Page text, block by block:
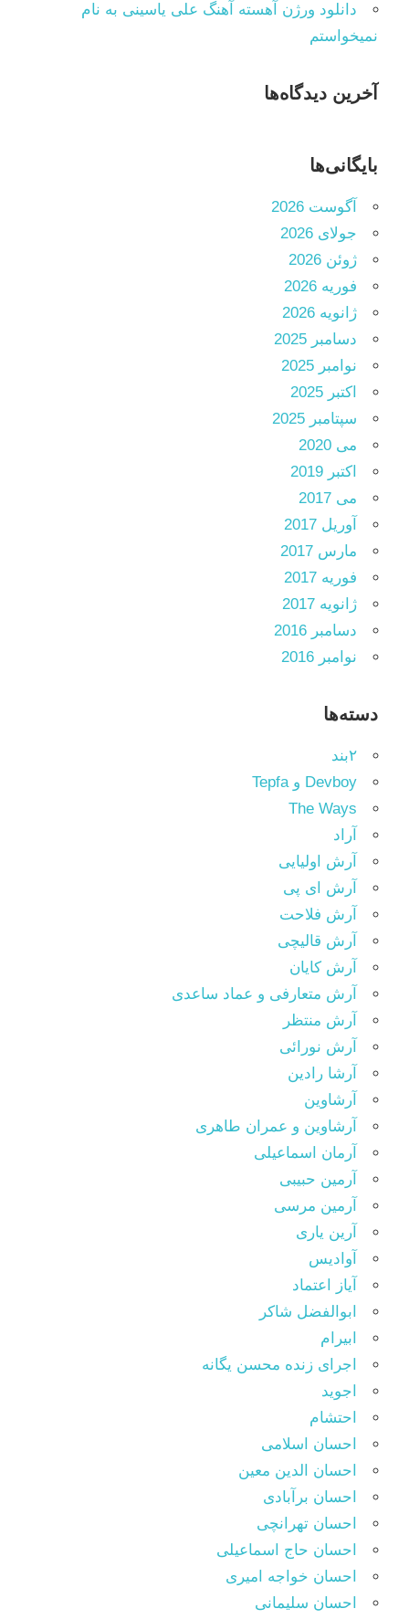
دانلود ورژن آهسته آهنگ علی یاسینی به نام
نمیخواستم
آخرین دیدگاه‌ها
بایگانی‌ها
آگوست 2026
جولای 2026
ژوئن 2026
فوریه 2026
ژانویه 2026
دسامبر 2025
نوامبر 2025
اکتبر 2025
سپتامبر 2025
می 2020
اکتبر 2019
می 2017
آوریل 2017
مارس 2017
فوریه 2017
ژانویه 2017
دسامبر 2016
نوامبر 2016
دسته‌ها
۲بند
Devboy و Tepfa
The Ways
آراد
آرش اولیایی
آرش ای پی
آرش فلاحت
آرش قالیچی
آرش کایان
آرش متعارفی و عماد ساعدی
آرش منتظر
آرش نورائی
آرشا رادین
آرشاوین
آرشاوین و عمران طاهری
آرمان اسماعیلی
آرمین حبیبی
آرمین مرسی
آرین یاری
آوادیس
آیاز اعتماد
ابوالفضل شاکر
ابیرام
اجرای زنده محسن یگانه
اجوید
احتشام
احسان اسلامی
احسان الدین معین
احسان برآبادی
احسان تهرانچی
احسان حاج اسماعیلی
احسان خواجه امیری
احسان سلیمانی